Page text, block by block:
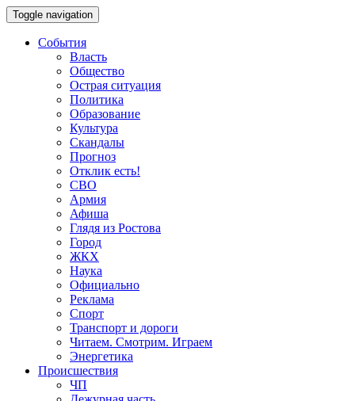
Toggle navigation
События
Власть
Общество
Острая ситуация
Политика
Образование
Культура
Скандалы
Прогноз
Отклик есть!
СВО
Армия
Афиша
Глядя из Ростова
Город
ЖКХ
Наука
Официально
Реклама
Спорт
Транспорт и дороги
Читаем. Смотрим. Играем
Энергетика
Происшествия
ЧП